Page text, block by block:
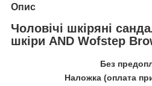
Опис
Чоловічі шкіряні
шкіри AND Wofstep
Без
Наложка (оплата